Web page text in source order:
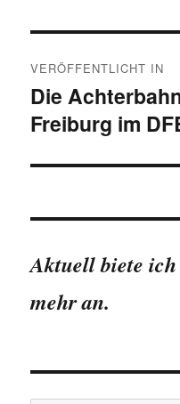
VERÖFFENTLICHT IN
Die
Freiburg im
Aktuell biete ich
mehr an.